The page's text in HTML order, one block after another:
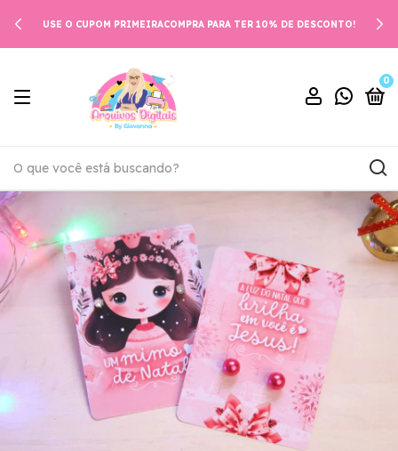
USE O CUPOM PRIMEIRACOMPRA PARA TER 10% DE DESCONTO!
0